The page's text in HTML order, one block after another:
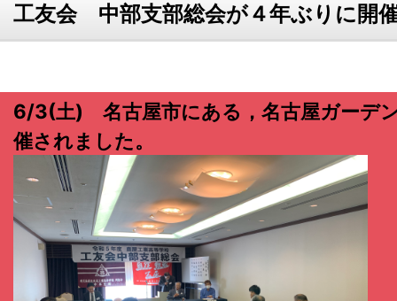
工友会 中部支部総会が４年ぶりに開
6/3(土) 名古屋市にある，名古屋ガーデ
催されました。